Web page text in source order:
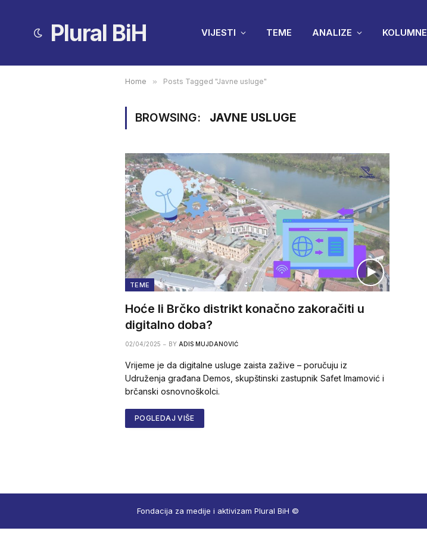
Plural BiH VIJESTI TEME ANALIZE KOLUMNE
Home » Posts Tagged "Javne usluge"
BROWSING: JAVNE USLUGE
TEME
Hoće li Brčko distrikt konačno zakoračiti u
digitalno doba?
02/04/2025 BY ADIS MUJDANOVIĆ
Vrijeme je da digitalne usluge zaista zažive – poručuju iz
Udruženja građana Demos, skupštinski zastupnik Safet Imamović i
brčanski osnovnoškolci.
POGLEDAJ VIŠE
Fondacija za medije i aktivizam Plural BiH ©